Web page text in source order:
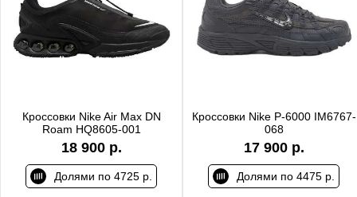
Кроссовки Nike Air Max DN
Roam HQ8605-001
18 900 р.
Долями по 4725 р.
Кроссовки Nike P-6000 IM6767-
068
17 900 р.
Долями по 4475 р.